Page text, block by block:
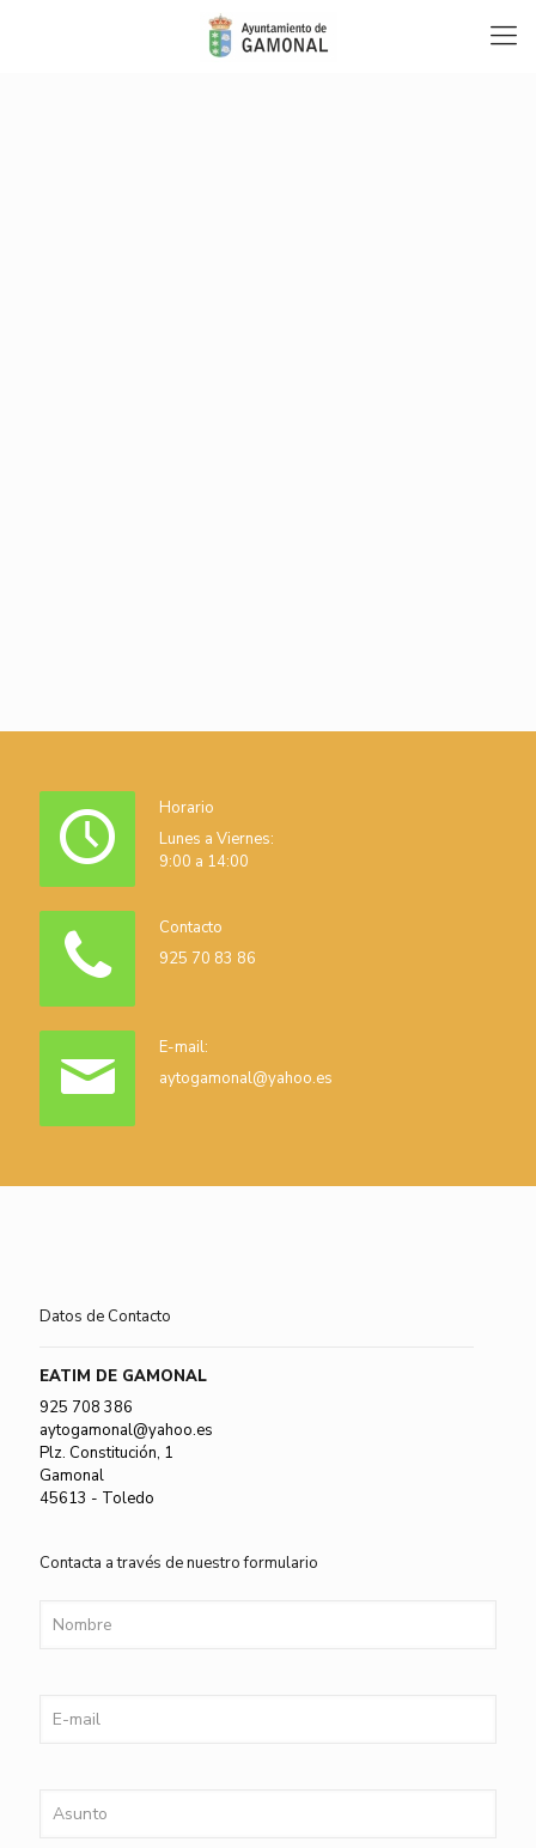
Horario
Lunes a Viernes:
9:00 a 14:00
Contacto
925 70 83 86
E-mail:
aytogamonal@yahoo.es
Datos de Contacto
EATIM DE GAMONAL
925 708 386
aytogamonal@yahoo.es
Plz. Constitución, 1
Gamonal
45613 - Toledo
Contacta a través de nuestro formulario